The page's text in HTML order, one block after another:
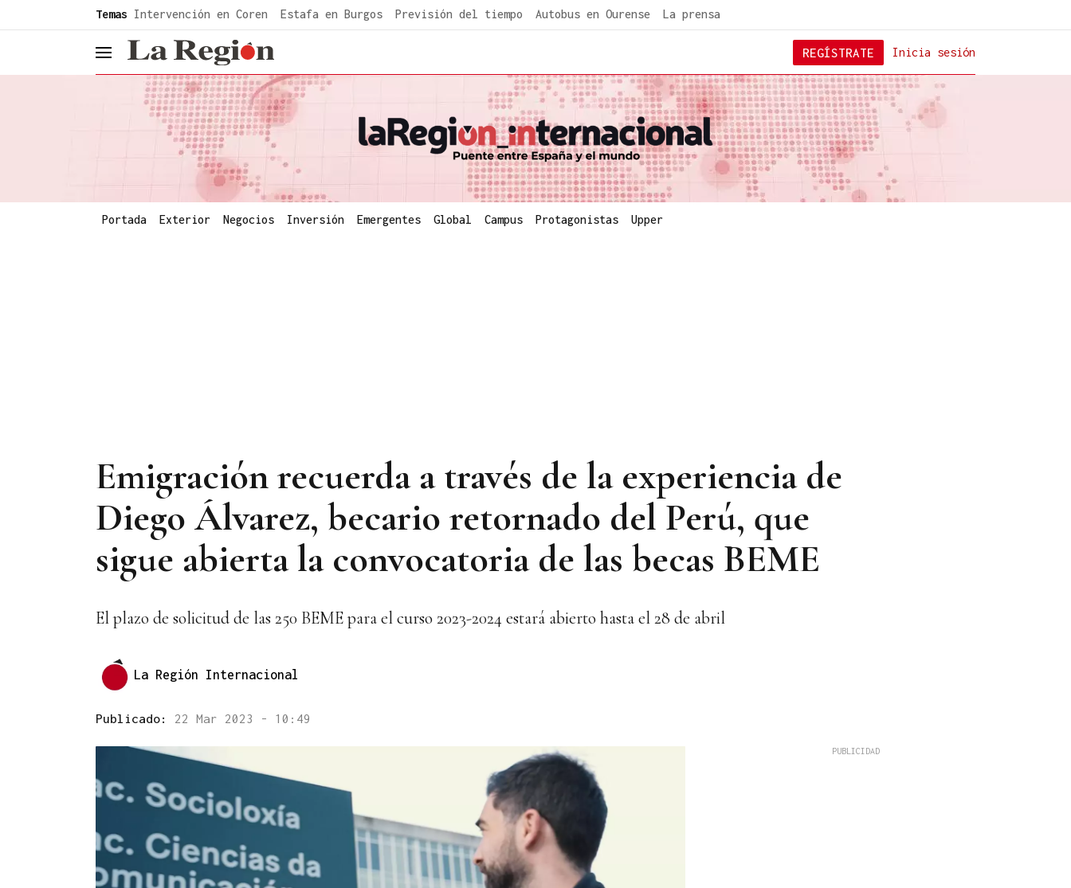
Temas Intervención en Coren Estafa en Burgos Previsión del tiempo Autobus en Ourense La prensa
header.menu.open Inicia sesión
REGÍSTRATE
Portada Exterior Negocios Inversión Emergentes Global Campus Protagonistas Upper
Emigración recuerda a través de la experiencia de
Diego Álvarez, becario retornado del Perú, que
sigue abierta la convocatoria de las becas BEME
El plazo de solicitud de las 250 BEME para el curso 2023-2024 estará abierto hasta el 28 de abril
La Región Internacional
Publicado: 22 Mar 2023 - 10:49